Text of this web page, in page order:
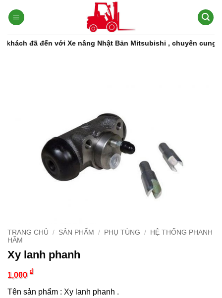
qua
dungđã đến với Xe nâng Nhật Bản Mitsubishi , chuyên cung
TRANG CHỦ / SẢN PHẨM / PHỤ TÙNG / HỆ THỐNG PHANH
HÃM
Xy lanh phanh
1,000 ₫
Tên sản phẩm : Xy lanh phanh .